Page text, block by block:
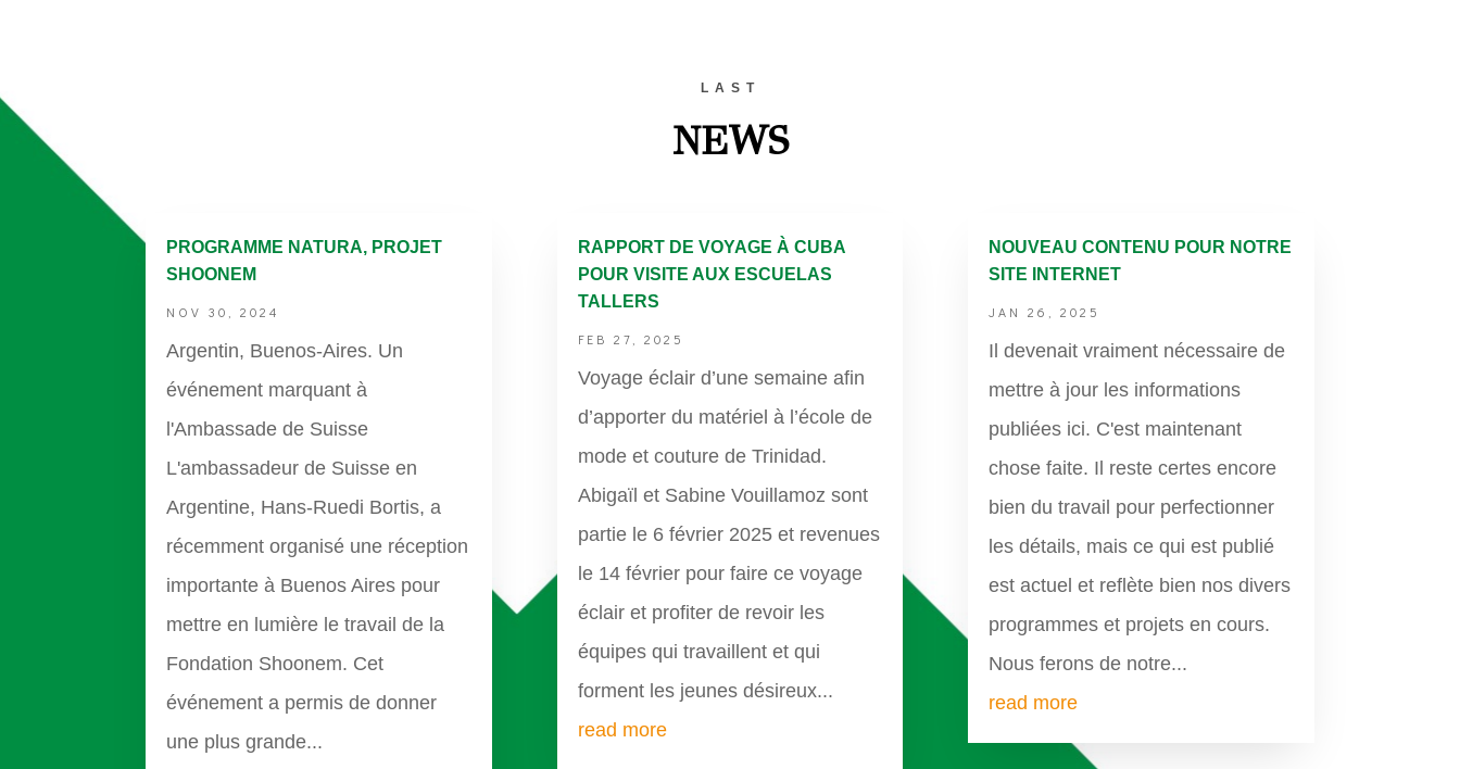
LAST
NEWS
PROGRAMME NATURA, PROJET
SHOONEM
NOV 30, 2024
Argentin, Buenos-Aires. Un
événement marquant à
l'Ambassade de Suisse
L'ambassadeur de Suisse en
Argentine, Hans-Ruedi Bortis, a
récemment organisé une réception
importante à Buenos Aires pour
mettre en lumière le travail de la
Fondation Shoonem. Cet
événement a permis de donner
une plus grande...
RAPPORT DE VOYAGE À CUBA
POUR VISITE AUX ESCUELAS
TALLERS
FEB 27, 2025
Voyage éclair d’une semaine afin
d’apporter du matériel à l’école de
mode et couture de Trinidad.
Abigaïl et Sabine Vouillamoz sont
partie le 6 février 2025 et revenues
le 14 février pour faire ce voyage
éclair et profiter de revoir les
équipes qui travaillent et qui
forment les jeunes désireux...
read more
NOUVEAU CONTENU POUR NOTRE
SITE INTERNET
JAN 26, 2025
Il devenait vraiment nécessaire de
mettre à jour les informations
publiées ici. C'est maintenant
chose faite. Il reste certes encore
bien du travail pour perfectionner
les détails, mais ce qui est publié
est actuel et reflète bien nos divers
programmes et projets en cours.
Nous ferons de notre...
read more